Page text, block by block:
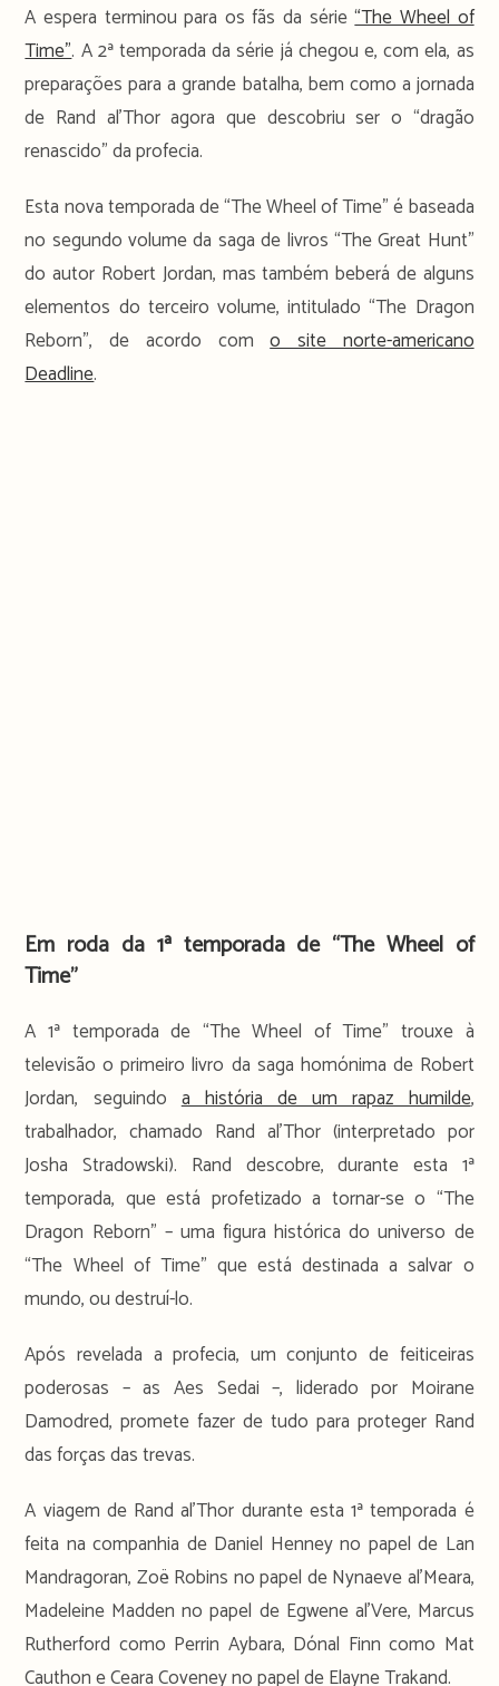
A espera terminou para os fãs da série“The Wheel of
Time”. A 2ª temporada da série já chegou e, com ela, as
preparações para a grande batalha, bem como a jornada
de Rand al’Thor agora que descobriu ser o “dragão
renascido” da profecia.
Esta nova temporada de “The Wheel of Time” é baseada
no segundo volume da saga de livros “The Great Hunt”
do autor Robert Jordan, mas também beberá de alguns
elementos do terceiro volume, intitulado “The Dragon
Reborn”, de acordo como site norte-americano
Deadline.
Em roda da 1ª temporada de “The Wheel of
Time”
A 1ª temporada de “The Wheel of Time” trouxe à
televisão o primeiro livro da saga homónima de Robert
Jordan, seguindoa história de um rapaz humilde,
trabalhador, chamado Rand al’Thor (interpretado por
Josha Stradowski). Rand descobre, durante esta 1ª
temporada, que está profetizado a tornar-se o “The
Dragon Reborn” – uma figura histórica do universo de
“The Wheel of Time” que está destinada a salvar o
mundo, ou destruí-lo.
Após revelada a profecia, um conjunto de feiticeiras
poderosas – as Aes Sedai –, liderado por Moirane
Damodred, promete fazer de tudo para proteger Rand
das forças das trevas.
A viagem de Rand al’Thor durante esta 1ª temporada é
feita na companhia de Daniel Henney no papel de Lan
Mandragoran, Zoë Robins no papel de Nynaeve al’Meara,
Madeleine Madden no papel de Egwene al’Vere, Marcus
Rutherford como Perrin Aybara, Dónal Finn como Mat
Cauthon e Ceara Coveney no papel de Elayne Trakand.